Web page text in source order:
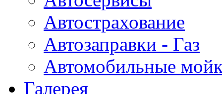
Автострахование
Автозаправки - Газ
Автомобильные
Галерея